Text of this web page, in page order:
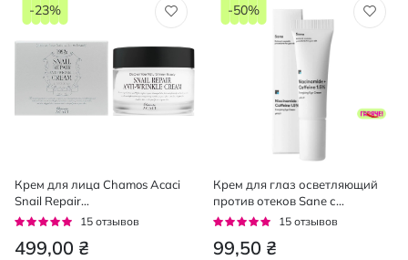
Крем для лица Chamos Acaci
Snail Repair
восстанавливающий против
Рейтинг:
15 отзывов
499,00 ₴
-23%
Крем для глаз осветляющий
против отеков Sane с
Niacinamide+Caffeine 1,5% 10
Рейтинг:
15 отзывов
99,50 ₴
-50%